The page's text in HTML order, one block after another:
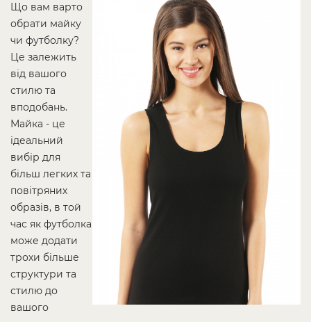
Що вам варто
обрати майку
чи футболку?
Це залежить
від вашого
стилю та
вподобань.
Майка - це
ідеальний
вибір для
більш легких та
повітряних
образів, в той
час як футболка
може додати
трохи більше
структури та
стилю до
вашого